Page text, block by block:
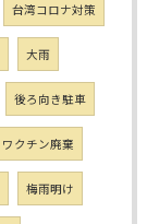
台湾コロナ対策
大雨
後ろ向き駐車
ワクチン廃棄
梅雨明け